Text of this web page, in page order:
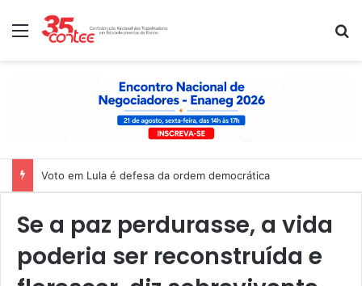
Menu
Nota de solidariedade ao povo venezuelano
Se a paz perdurasse, a vida
poderia ser reconstruída e